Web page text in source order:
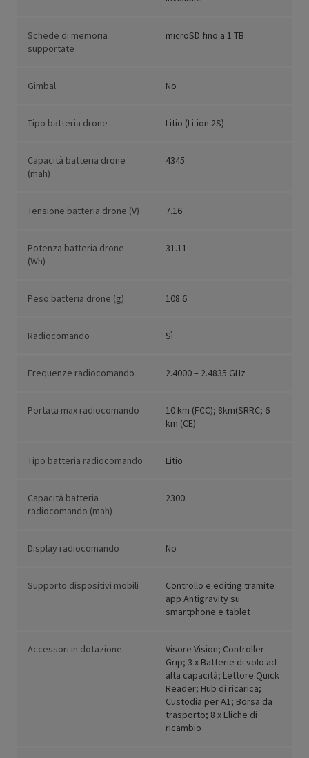
Schede di memoria
supportate
microSD fino a 1 TB
Gimbal No
Tipo batteria drone Litio (Li-ion 2S)
Capacità batteria drone
(mah)
4345
Tensione batteria drone (V) 7.16
Potenza batteria drone
(Wh)
31.11
Peso batteria drone (g) 108.6
Radiocomando Sì
Frequenze radiocomando 2.4000 – 2.4835 GHz
Portata max radiocomando
10 km (FCC); 8km(SRRC; 6
km (CE)
Tipo batteria radiocomando Litio
Capacità batteria
radiocomando (mah)
2300
Display radiocomando No
Supporto dispositivi mobili
Controllo e editing tramite
app Antigravity su
smartphone e tablet
Accessori in dotazione
Visore Vision; Controller
Grip; 3 x Batterie di volo ad
alta capacità; Lettore Quick
Reader; Hub di ricarica;
Custodia per A1; Borsa da
trasporto; 8 x Eliche di
ricambio